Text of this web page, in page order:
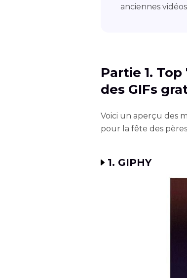
anciennes
Partie 1.
des GIFs
Voici un aperçu des
pour la fête des
1. GIPHY